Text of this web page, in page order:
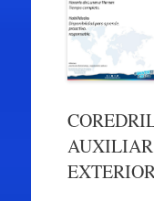
AUXILIAR